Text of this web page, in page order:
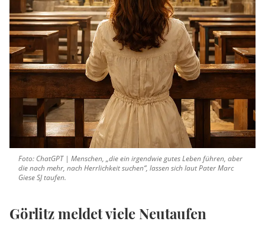
Foto: ChatGPT | Menschen, „die ein irgendwie gutes Leben führen, aber
die nach mehr, nach Herrlichkeit suchen“, lassen sich laut Pater Marc
Giese SJ taufen.
Görlitz meldet viele Neutaufen